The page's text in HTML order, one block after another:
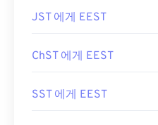
JST 에게 EEST
ChST 에게 EEST
SST 에게 EEST